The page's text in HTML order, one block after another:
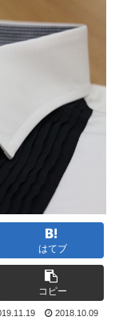
はてブ
コピー
2018.10.09